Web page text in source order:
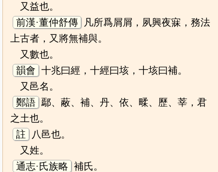
又益也。
前漢·董仲舒傳
凡所爲屑屑，夙興夜寐，務法
上古者，又將無補與。
又數也。
韻會 十兆曰經，十經曰垓，十垓曰補。
又邑名。
鄭語 鄢、蔽、補、丹、依、㽥、歷、莘，君
之土也。
註
八邑也。
又姓。
通志·氏族略 補氏。